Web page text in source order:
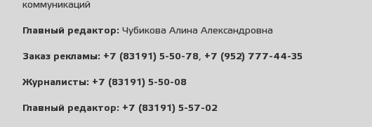
коммуникаций
Главный редактор: Чубикова Алина Александровна
Заказ рекламы: +7 (83191) 5-50-78, +7 (952) 777-44-35
Журналисты: +7 (83191) 5-50-08
Главный редактор: +7 (83191) 5-57-02